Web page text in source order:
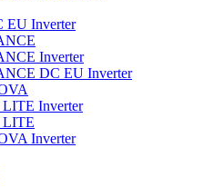
EU Inverter
Inverter
DC EU Inverter
Inverter
LITE
Inverter